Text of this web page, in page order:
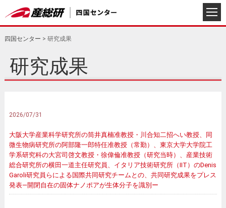
四国センター > 研究成果
研究成果
2026/07/31
大阪大学産業科学研究所の筒井真楠准教授・川合知二招へい教授、同
微生物病研究所の阿部隆一郎特任准教授（常勤）、東京大学大学院工
学系研究科の大宮司啓文教授・徐偉倫准教授（研究当時）、産業技術
総合研究所の横田一道主任研究員、イタリア技術研究所（IIT）のDenis
Garoli研究員らによる国際共同研究チームとの、共同研究成果をプレス
発表―開閉自在の固体ナノポアが生体分子を識別ー